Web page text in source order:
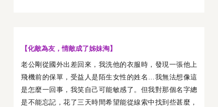
【化敵為友，情敵成了姊妹淘】
老公剛從國外出差回來，我洗他的衣服時，發現一張他上
飛機前的保單，受益人是陌生女性的姓名…我無法想像這
是怎麼一回事，我笑自己可能敏感了。但我對那個名字總
是不能忘記，花了三天時間希望能從線索中找到些甚麼，